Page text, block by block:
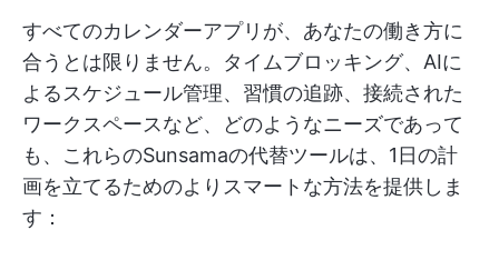
すべてのカレンダーアプリが、あなたの働き方に
合うとは限りません。タイムブロッキング、AIに
よるスケジュール管理、習慣の追跡、接続された
ワークスペースなど、どのようなニーズであって
も、これらのSunsamaの代替ツールは、1日の計
画を立てるためのよりスマートな方法を提供しま
す：